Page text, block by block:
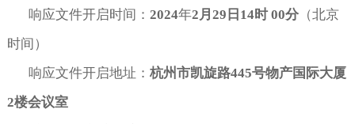
响应文件开启时间：2024年2 月29 日 14时00分 （北京
时间）
响应文件开启地址：杭州市凯旋路445号物产国际大厦
2楼会议室